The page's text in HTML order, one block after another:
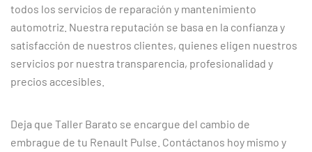
todos los servicios de reparación y mantenimiento
automotriz. Nuestra reputación se basa en la confianza y
satisfacción de nuestros clientes, quienes eligen nuestros
servicios por nuestra transparencia, profesionalidad y
precios accesibles.
Deja que Taller Barato se encargue del cambio de
embrague de tu Renault Pulse. Contáctanos hoy mismo y